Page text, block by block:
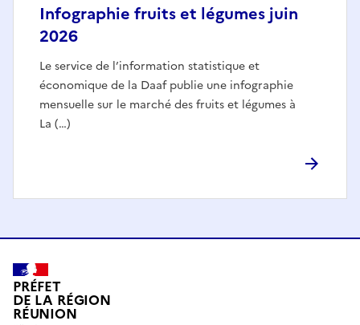
Infographie fruits et légumes juin
2026
Le service de l’information statistique et
économique de la Daaf publie une infographie
mensuelle sur le marché des fruits et légumes à
La (…)
PRÉFET
DE LA RÉGION
RÉUNION